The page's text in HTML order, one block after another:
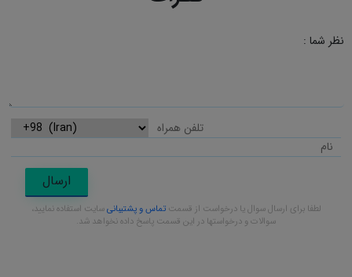
نظر شما :
ارسال
لطفا برای ارسال سوال یا درخواست از قسمتتماس و پشتیبانیسایت استفاده نمایید،
سوالات و درخواستها در این قسمت پاسخ داده نخواهد شد.